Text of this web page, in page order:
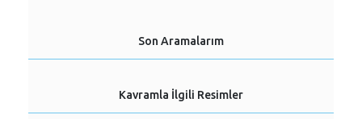
Son Aramalarım
Kavramla İlgili Resimler